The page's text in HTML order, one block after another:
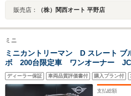
販売店： （株）関西オート 平野店
ミニ
ミニカントリーマン D スレート ブ
ボ 200台限定車 ワンオーナー
フト 19インチAW ハーマンカー
シートヒーター 電動シート ハン
クルコン パドルシフト ヘッドアッ
ディーラー保証 車両品質評価書付 購入プラン付
支払総額